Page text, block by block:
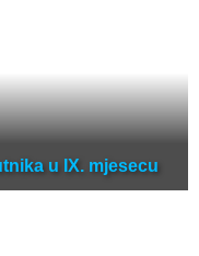
u IX. mjesecu